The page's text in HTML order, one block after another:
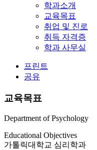
학과소개
교육목표
취업 및 진로
취득 자격증
학과 사무실
프린트
공유
교육목표
Department of Psychology
Educational Objectives
가톨릭대학교 심리학과